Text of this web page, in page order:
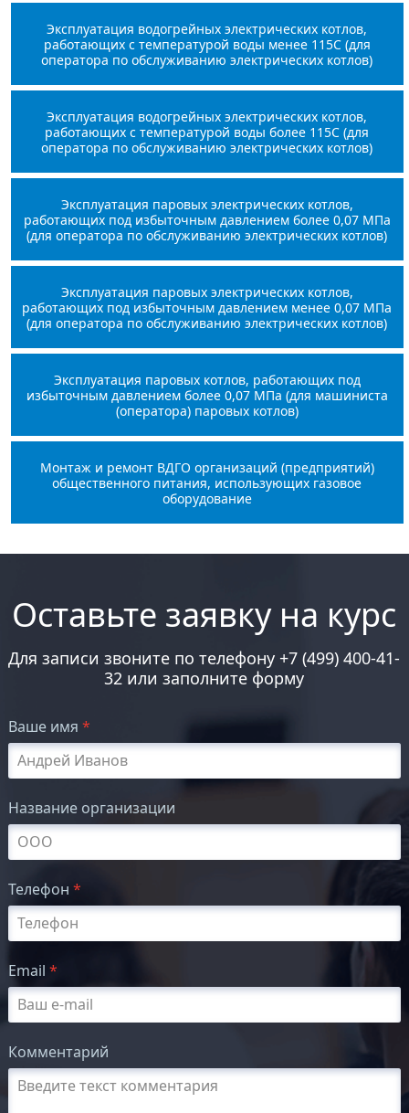
Эксплуатация водогрейных электрических котлов,
работающих с температурой воды менее 115С (для
оператора по обслуживанию электрических котлов)
Эксплуатация водогрейных электрических котлов,
работающих с температурой воды более 115С (для
оператора по обслуживанию электрических котлов)
Эксплуатация паровых электрических котлов,
работающих под избыточным давлением более 0,07 МПа
(для оператора по обслуживанию электрических котлов)
Эксплуатация паровых электрических котлов,
работающих под избыточным давлением менее 0,07 МПа
(для оператора по обслуживанию электрических котлов)
Эксплуатация паровых котлов, работающих под
избыточным давлением более 0,07 МПа (для машиниста
(оператора) паровых котлов)
Монтаж и ремонт ВДГО организаций (предприятий)
общественного питания, использующих газовое
оборудование
Оставьте заявку на курс
Для записи звоните по телефону +7 (499) 400-41-
32 или заполните форму
Ваше имя *
Название организации
Телефон *
Email *
Комментарий